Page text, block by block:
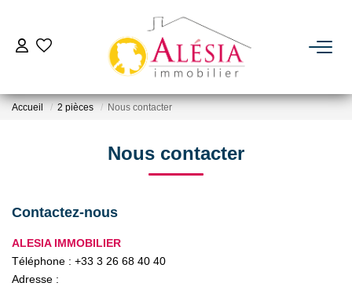
ACHETER
BIENS VENDUS / LOUÉS
NOTRE AGENCE
Accueil 2 pièces Nous contacter
Nous contacter
Contactez-nous
ALESIA IMMOBILIER
Téléphone : +33 3 26 68 40 40
Adresse :